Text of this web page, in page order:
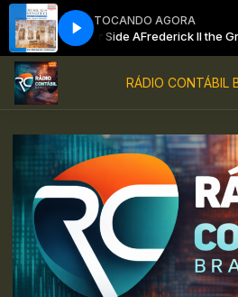
TOCANDO AGORA
C minor Side AFrederick II the Great
RÁDIO CONTÁBIL